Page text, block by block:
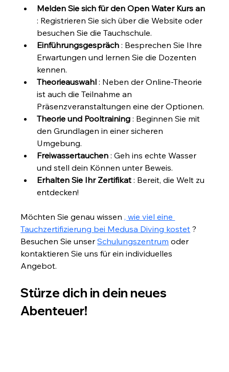
Melden Sie sich für den Open Water Kurs an
: Registrieren Sie sich über die Website oder
besuchen Sie die Tauchschule.
Einführungsgespräch : Besprechen Sie Ihre
Erwartungen und lernen Sie die Dozenten
kennen.
Theorieauswahl : Neben der Online-Theorie
ist auch die Teilnahme an
Präsenzveranstaltungen eine der Optionen.
Theorie und Pooltraining : Beginnen Sie mit
den Grundlagen in einer sicheren
Umgebung.
Freiwassertauchen : Geh ins echte Wasser
und stell dein Können unter Beweis.
Erhalten Sie Ihr Zertifikat : Bereit, die Welt zu
entdecken!
Möchten Sie genau wissen , wie viel eine
Tauchzertifizierung bei Medusa Diving kostet ?
Besuchen Sie unser Schulungszentrum oder
kontaktieren Sie uns für ein individuelles
Angebot.
Stürze dich in dein neues
Abenteuer!